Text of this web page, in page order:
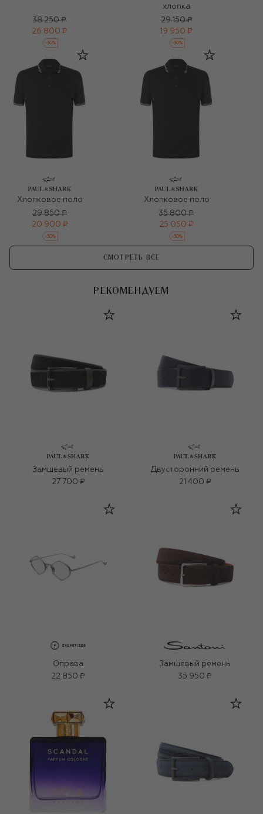
38 250 ₽
26 800 ₽
-30%
хлопка
29 150 ₽
19 950 ₽
-30%
Хлопковое поло
29 850 ₽
20 900 ₽
-30%
Хлопковое поло
35 800 ₽
25 050 ₽
-30%
СМОТРЕТЬ ВСЕ
РЕКОМЕНДУЕМ
Замшевый ремень
27 700 ₽
Двусторонний ремень
21 400 ₽
Оправа
22 850 ₽
Замшевый ремень
35 950 ₽